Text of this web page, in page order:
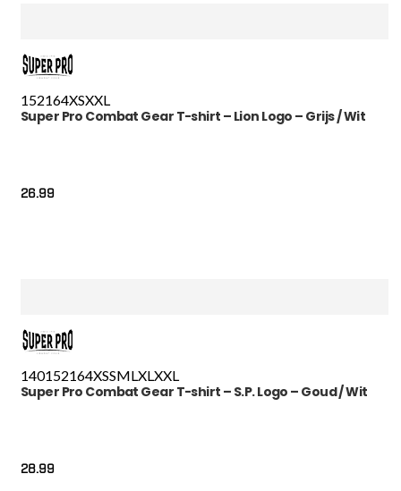
152164XSXXL
Super Pro Combat Gear T-shirt – Lion Logo – Grijs / Wit
26.99
140152164XSSMLXLXXL
Super Pro Combat Gear T-shirt – S.P. Logo – Goud / Wit
28.99